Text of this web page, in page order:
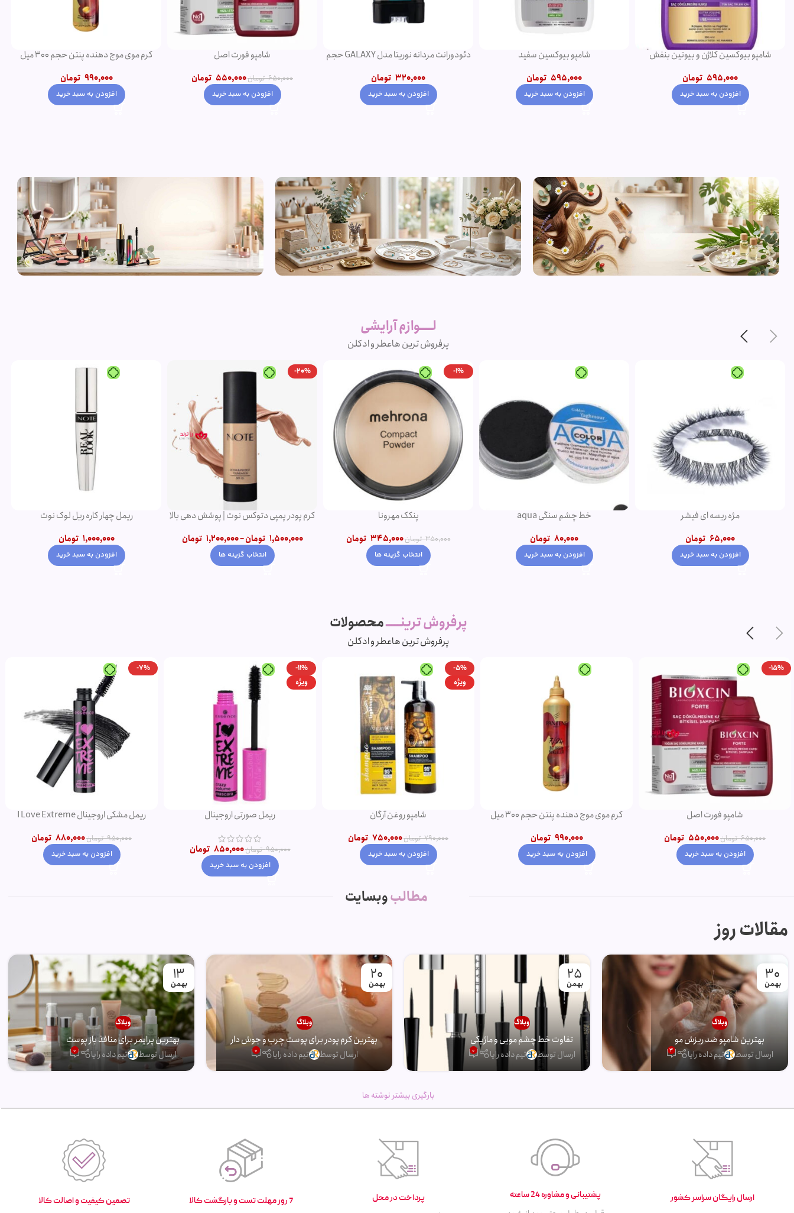
شامپو بیوکسین سفید
595,000 تومان
افزودن به سبد خرید
320,000 تومان
افزودن به سبد خرید
شامپو فورت اصل
650,000 تومان550,000
افزودن به سبد خرید
کرم موی موج دهنده پنتن حجم 300 میل
990,000 تومان
افزودن به سبد خرید
شامپو روغن آرگان
790,000 تومان750,000
افزودن به سبد خرید
بدلیجات
متنوع
مشاهده
محصولات
لــــوازم آرایشی
پرفروش ترین هاعطر و ادکلن
خط چشم سنگی aqua
80,000 تومان
افزودن به سبد خرید
پنکک مهرونا
تومان345,000
انتخاب گزینه ها
-20%
کرم پودر پمپی دتوکس نوت | پوشش دهی بالا
1,500,000 تومان–
1,200,000 تومان
انتخاب گزینه ها
ریمل چهار کاره ریل لوک نوت
1,000,000 تومان
افزودن به سبد خرید
ریمل حجم دهنده ولوم اکت نوت
950,000 تومان
افزودن به سبد خرید
پرفروش ترینـــــمحصولات
پرفروش ترین هاعطر و ادکلن
کرم موی موج دهنده پنتن حجم 300 میل
990,000 تومان
افزودن به سبد خرید
شامپو روغن آرگان
790,000 تومان750,000
افزودن به سبد خرید
-11%
ویژه
ریمل صورتی اروجینال
950,000
850,000 تومان
افزودن به سبد خرید
-7%
ریمل مشکی اروجینال I Love Extreme
تومان880,000
افزودن به سبد خرید
-11%
ریمل حجم دهنده ای لاو اکستریم اصل صورتی
950,000 تومان850,000 تومان
افزودن به سبد خرید
مطالبوبسایت
مقالات روز
30
بهمن
وبلاگ
بهترین شامپو ضد ریزش مو
ارسال توسط تیم داده رایا 3
25
بهمن
وبلاگ
تفاوت خط چشم مویی و ماژیکی
ارسال توسط تیم داده رایا 0
20
بهمن
وبلاگ
بهترین کرم پودر برای پوست چرب و جوش دار
ارسال توسط تیم داده رایا 0
13
بهمن
وبلاگ
بهترین پرایمر برای منافذ باز پوست
ارسال توسط تیم داده رایا 0
بارگیری بیشتر نوشته ها
ارسال رایگان سراسر کشور پشتیبانی و مشاوره 24 ساعته پرداخت در محل 7 روز مهلت تست و بازگشت کالا تصمین کیفیت و اصالت کالا